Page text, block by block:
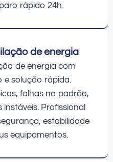
rápido 24h.
de energia
de energia com
e solução rápida.
falhas no padrão,
Profissional
estabilidade
equipamentos.